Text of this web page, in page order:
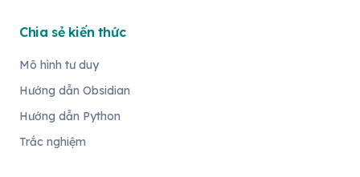
Chia sẻ kiến thức
Mô hình tư duy
Hướng dẫn Obsidian
Hướng dẫn Python
Trắc nghiệm